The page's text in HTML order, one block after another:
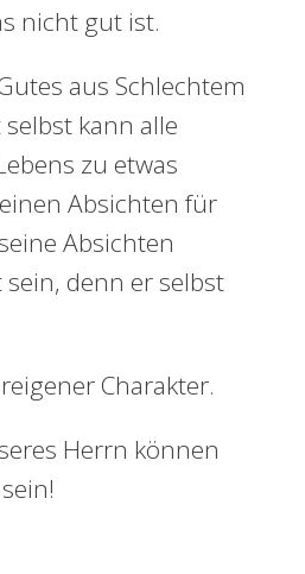
nicht gut ist.
aus Schlechtem
kann alle
zu etwas
Absichten für
Absichten
denn er selbst
Charakter.
Herrn können